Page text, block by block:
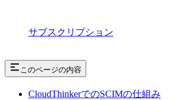
サブスクリプション
このページの内容
CloudThinkerでのSCIMの仕組み